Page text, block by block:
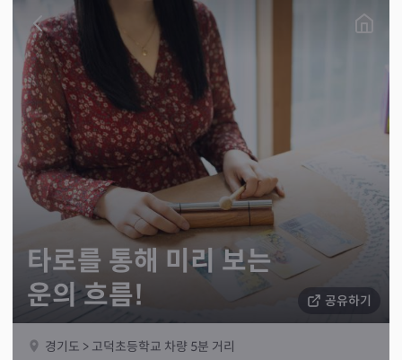
공유하기
타로를 통해 미리 보는
운의 흐름!
경기도 > 고덕초등학교 차량 5분 거리